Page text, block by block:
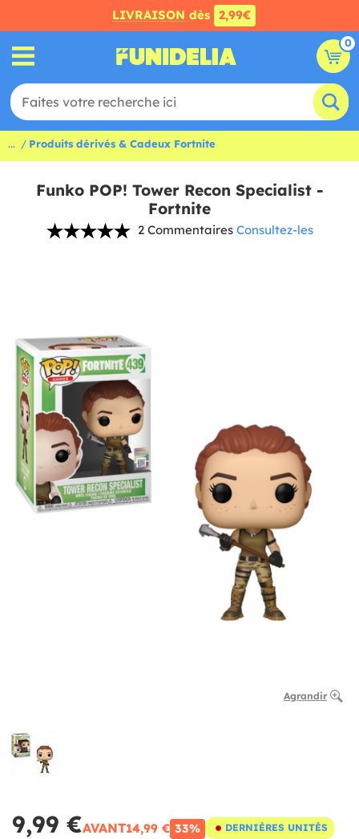
LIVRAISON dès 2,99€
0
... Produits dérivés & Cadeux Fortnite
Funko POP! Tower Recon Specialist -
Fortnite
2 Commentaires Consultez-les
Agrandir
9,99 €AVANT14,99 € 33% DERNIÈRES UNITÉS